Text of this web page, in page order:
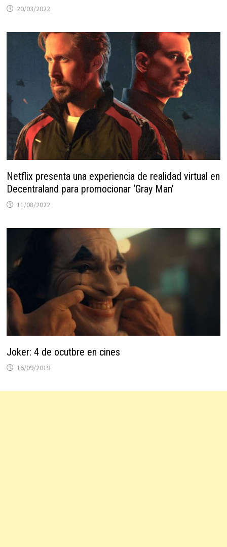
20/03/2022
Netflix presenta una experiencia de realidad virtual en
Decentraland para promocionar ‘Gray Man’
11/08/2022
Joker: 4 de ocutbre en cines
16/09/2019